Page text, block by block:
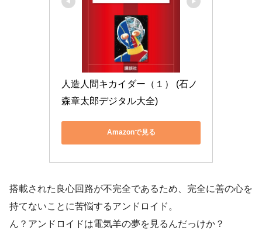
人造人間キカイダー（１） (石ノ
森章太郎デジタル大全)
Amazonで見る
搭載された良心回路が不完全であるため、完全に善の心を
持てないことに苦悩するアンドロイド。
ん？アンドロイドは電気羊の夢を見るんだっけか？